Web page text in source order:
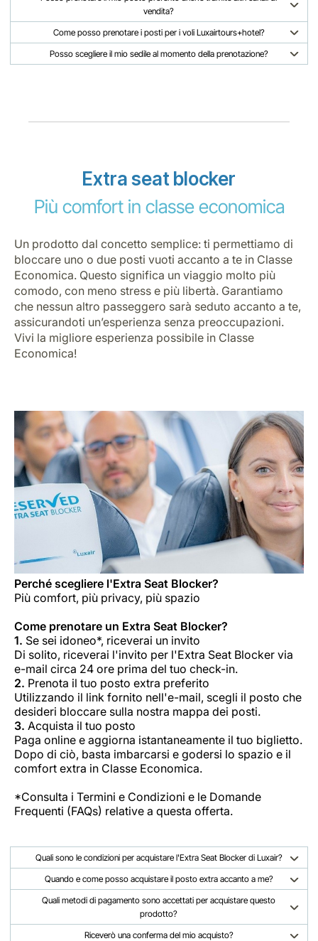
vendita?
Come posso prenotare i posti per i voli Luxairtours+hotel?
Posso scegliere il mio sedile al momento della prenotazione?
Extra seat blocker
Più comfort in classe economica
Un prodotto dal concetto semplice: ti permettiamo di
bloccare uno o due posti vuoti accanto a te in Classe
Economica. Questo significa un viaggio molto più
comodo, con meno stress e più libertà. Garantiamo
che nessun altro passeggero sarà seduto accanto a te,
assicurandoti un’esperienza senza preoccupazioni.
Vivi la migliore esperienza possibile in Classe
Economica!
Perché scegliere l'Extra Seat Blocker?
Più comfort, più privacy, più spazio
Come prenotare un Extra Seat Blocker?
1. Se sei idoneo*, riceverai un invito
Di solito, riceverai l'invito per l'Extra Seat Blocker via
e-mail circa 24 ore prima del tuo check-in.
2. Prenota il tuo posto extra preferito
Utilizzando il link fornito nell'e-mail, scegli il posto che
desideri bloccare sulla nostra mappa dei posti.
3. Acquista il tuo posto
Paga online e aggiorna istantaneamente il tuo biglietto.
Dopo di ciò, basta imbarcarsi e godersi lo spazio e il
comfort extra in Classe Economica.
*Consulta i Termini e Condizioni e le Domande
Frequenti (FAQs) relative a questa offerta.
Quali sono le condizioni per acquistare l'Extra Seat Blocker di Luxair?
Quando e come posso acquistare il posto extra accanto a me?
Quali metodi di pagamento sono accettati per acquistare questo
prodotto?
Riceverò una conferma del mio acquisto?